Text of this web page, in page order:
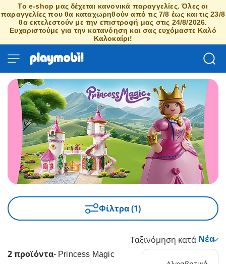
Το e-shop μας δέχεται κανονικά παραγγελίες. Όλες οι
παραγγελίες που θα καταχωρηθούν από τις 7/8 έως και τις 23/8
θα εκτελεστούν με την επιστροφή μας στις 24/8/2026.
Ευχαριστούμε για την κατανόηση και σας ευχόμαστε Καλό
Καλοκαίρι!
Φίλτρα (1)
2 προϊόντα- Princess Magic
Ταξινόμηση κατά